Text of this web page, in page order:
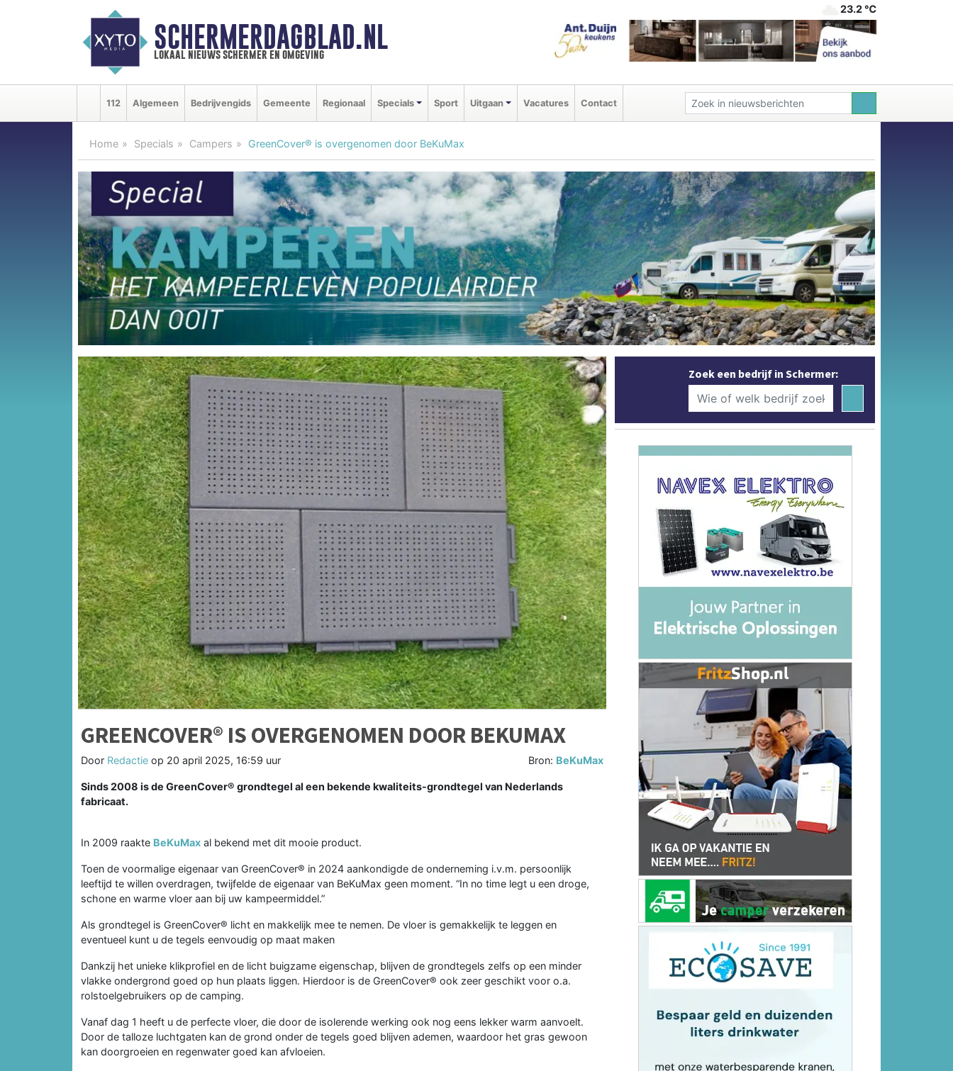
SCHERMERDAGBLAD.NL
lokaal nieuws schermer en omgeving
23.2 ℃
112 Algemeen Bedrijvengids Gemeente Regionaal Specials Sport Uitgaan Vacatures Contact
Home Specials Campers GreenCover® is overgenomen door BeKuMax
GREENCOVER® IS OVERGENOMEN DOOR BEKUMAX
Door Redactie op 20 april 2025, 16:59 uur Bron: BeKuMax
Sinds 2008 is de GreenCover® grondtegel al een bekende kwaliteits-grondtegel van Nederlands
fabricaat.
In 2009 raakte BeKuMax al bekend met dit mooie product.
Toen de voormalige eigenaar van GreenCover® in 2024 aankondigde de onderneming i.v.m. persoonlijk
leeftijd te willen overdragen, twijfelde de eigenaar van BeKuMax geen moment. “In no time legt u een droge,
schone en warme vloer aan bij uw kampeermiddel.”
Als grondtegel is GreenCover® licht en makkelijk mee te nemen. De vloer is gemakkelijk te leggen en
eventueel kunt u de tegels eenvoudig op maat maken
Dankzij het unieke klikprofiel en de licht buigzame eigenschap, blijven de grondtegels zelfs op een minder
vlakke ondergrond goed op hun plaats liggen. Hierdoor is de GreenCover® ook zeer geschikt voor o.a.
rolstoelgebruikers op de camping.
Vanaf dag 1 heeft u de perfecte vloer, die door de isolerende werking ook nog eens lekker warm aanvoelt.
Door de talloze luchtgaten kan de grond onder de tegels goed blijven ademen, waardoor het gras gewoon
kan doorgroeien en regenwater goed kan afvloeien.
Zoek een bedrijf in Schermer: